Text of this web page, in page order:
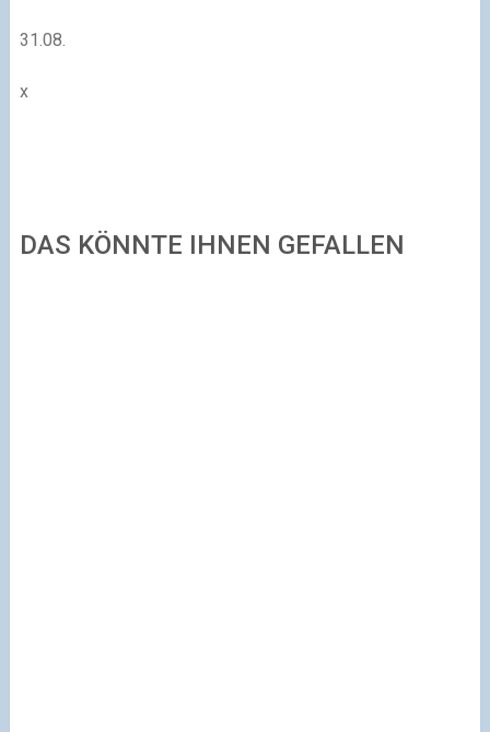
31.08.
x
DAS KÖNNTE IHNEN GEFALLEN